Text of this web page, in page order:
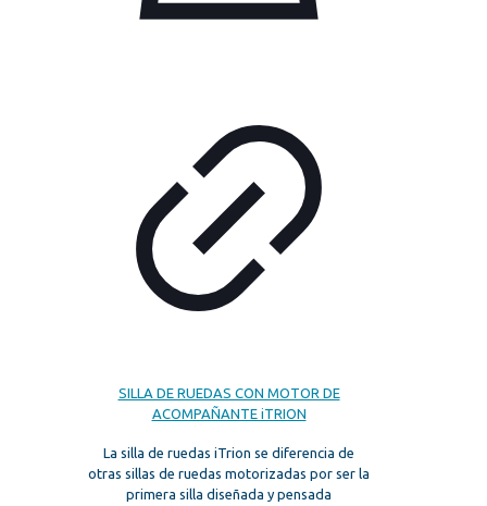
SILLA DE RUEDAS CON MOTOR DE
ACOMPAÑANTE iTRION
La silla de ruedas iTrion se diferencia de
otras sillas de ruedas motorizadas por ser la
primera silla diseñada y pensada